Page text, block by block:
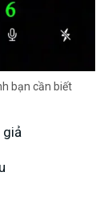
bạn cần biết
giả